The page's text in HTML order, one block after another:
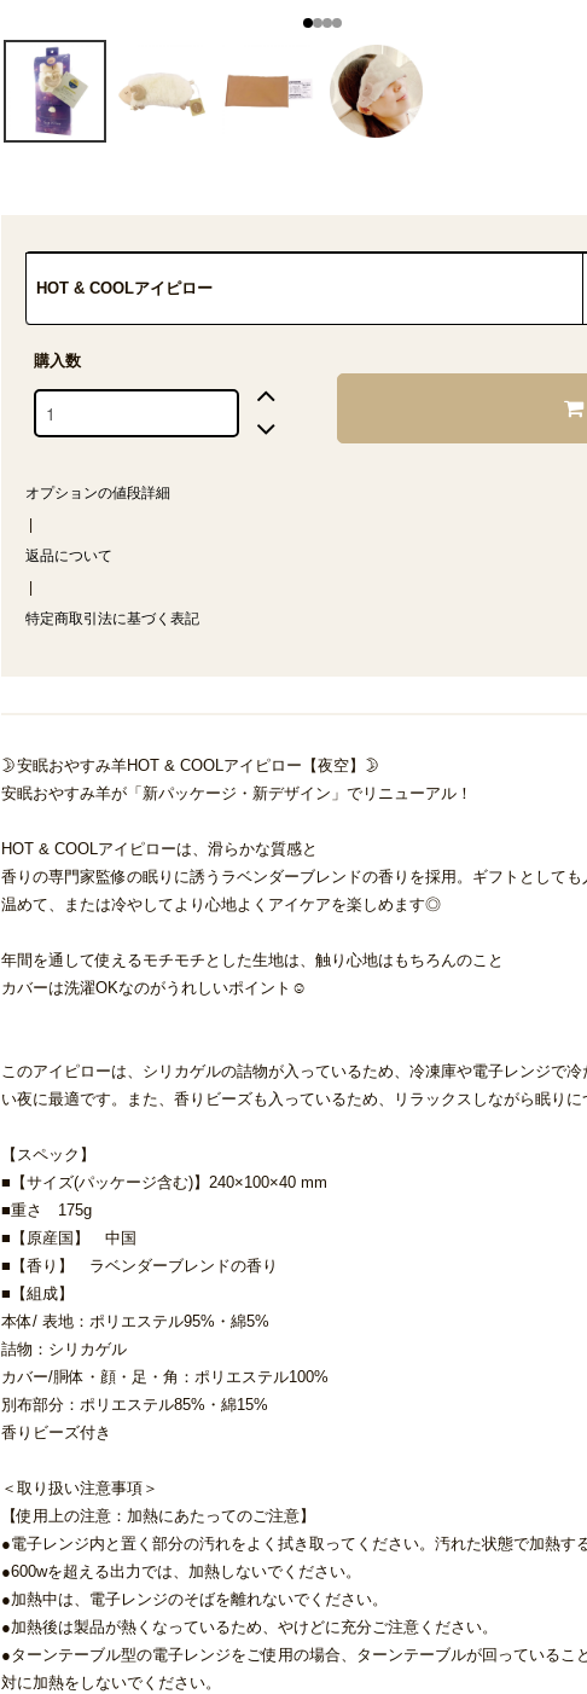
HOT & COOLアイピロー
購入数
オプションの値段詳細
返品について
特定商取引法に基づく表記
🌛安眠おやすみ羊HOT & COOLアイピロー【夜空】🌛
安眠おやすみ羊が「新パッケージ・新デザイン」でリニューアル！
HOT & COOLアイピローは、滑らかな質感と
香りの専門家監修の眠りに誘うラベンダーブレンドの香りを採用。ギフトとしても
温めて、または冷やしてより心地よくアイケアを楽しめます◎
年間を通して使えるモチモチとした生地は、触り心地はもちろんのこと
カバーは洗濯OKなのがうれしいポイント☺
このアイピローは、シリカゲルの詰物が入っているため、冷凍庫や電子レンジで
い夜に最適です。また、香りビーズも入っているため、リラックスしながら眠りに
【スペック】
■【サイズ(パッケージ含む)】240×100×40 mm
■重さ 175g
■【原産国】 中国
■【香り】 ラベンダーブレンドの香り
■【組成】
本体/ 表地：ポリエステル95%・綿5%
詰物：シリカゲル
カバー/胴体・顔・足・角：ポリエステル100%
別布部分：ポリエステル85%・綿15%
香りビーズ付き
＜取り扱い注意事項＞
【使用上の注意：加熱にあたってのご注意】
●電子レンジ内と置く部分の汚れをよく拭き取ってください。汚れた状態で加熱す
●600wを超える出力では、加熱しないでください。
●加熱中は、電子レンジのそばを離れないでください。
●加熱後は製品が熱くなっているため、やけどに充分ご注意ください。
●ターンテーブル型の電子レンジをご使用の場合、ターンテーブルが回っている
対に加熱をしないでください。